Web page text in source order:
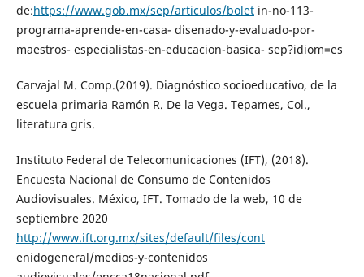
de:https://www.gob.mx/sep/articulos/boletin-no-113-
programa-aprende-en-casa- disenado-y-evaluado-por-
maestros- especialistas-en-educacion-basica- sep?idiom=es
Carvajal M. Comp.(2019). Diagnóstico socioeducativo, de la
escuela primaria Ramón R. De la Vega. Tepames, Col.,
literatura gris.
Instituto Federal de Telecomunicaciones (IFT), (2018).
Encuesta Nacional de Consumo de Contenidos
Audiovisuales. México, IFT. Tomado de la web, 10 de
septiembre 2020
http://www.ift.org.mx/sites/default/files/cont
enidogeneral/medios-y-contenidos